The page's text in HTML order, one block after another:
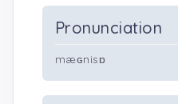
Pronunciation
mæɢnisɒ